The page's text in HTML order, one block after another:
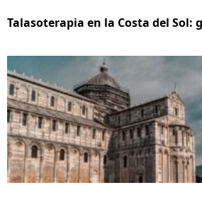
Talasoterapia en la Costa del Sol: